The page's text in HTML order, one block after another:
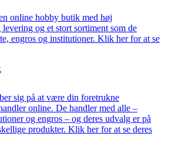
online hobby butik med høj
og et stort sortiment som de
engros og institutioner. Klik her for at se
sig på at være din foretrukne
online. De handler med alle –
og engros – og deres udvalg er på
produkter. Klik her for at se deres